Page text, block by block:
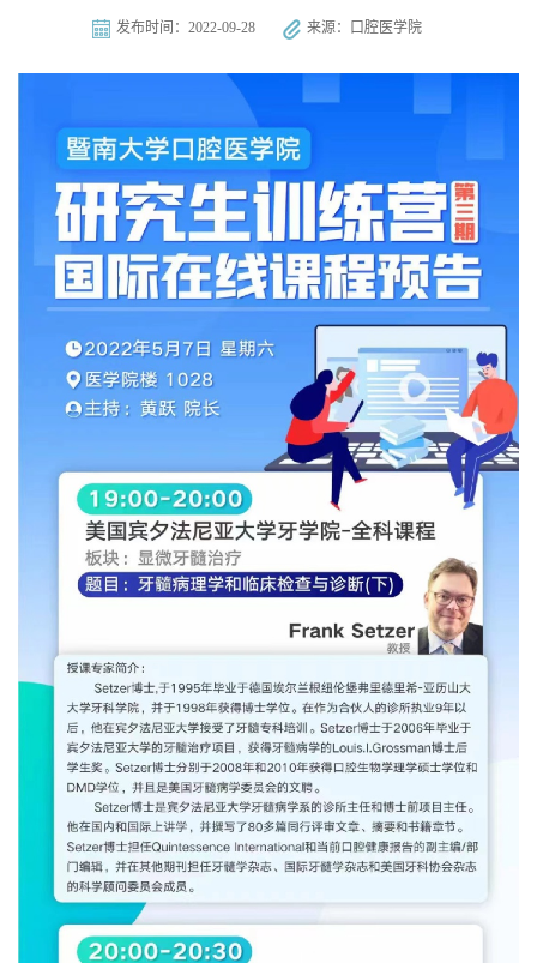
发布时间：2022-09-28 来源：口腔医学院